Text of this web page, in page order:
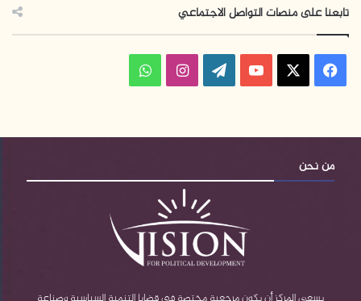
تابعنا على منصات التواصل الاجتماعي
س
ب
o
u
b
o
d
P
r
س
ق
ر
ا
ت
ب
من نحن